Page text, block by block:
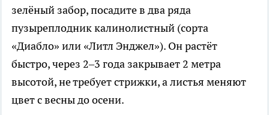
зелёный забор, посадите в два ряда
пузыреплодник калинолистный (сорта
«Диабло» или «Литл Энджел»). Он растёт
быстро, через 2–3 года закрывает 2 метра
высотой, не требует стрижки, а листья меняют
цвет с весны до осени.